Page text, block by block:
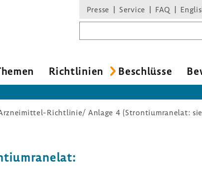
Presse Service FAQ
Richt­li­nien Beschlüsse
Richtlinie/ Anlage 4 (Strontiumranelat: